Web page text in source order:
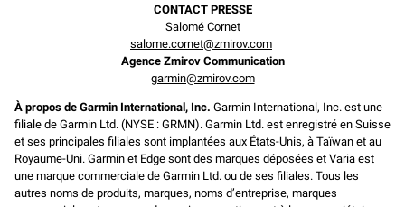
CONTACT PRESSE
Salomé Cornet
salome.cornet@zmirov.com
Agence Zmirov Communication
garmin@zmirov.com
À propos de Garmin International, Inc. Garmin International, Inc. est une
filiale de Garmin Ltd. (NYSE : GRMN). Garmin Ltd. est enregistré en Suisse
et ses principales filiales sont implantées aux États-Unis, à Taïwan et au
Royaume-Uni. Garmin et Edge sont des marques déposées et Varia est
une marque commerciale de Garmin Ltd. ou de ses filiales. Tous les
autres noms de produits, marques, noms d’entreprise, marques